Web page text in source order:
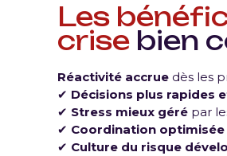
Les
crise bien
Réactivité accrue dès les
✔ Décisions plus rapides
✔ Stress mieux géré par
✔ Coordination optimisée
✔ Culture du risque